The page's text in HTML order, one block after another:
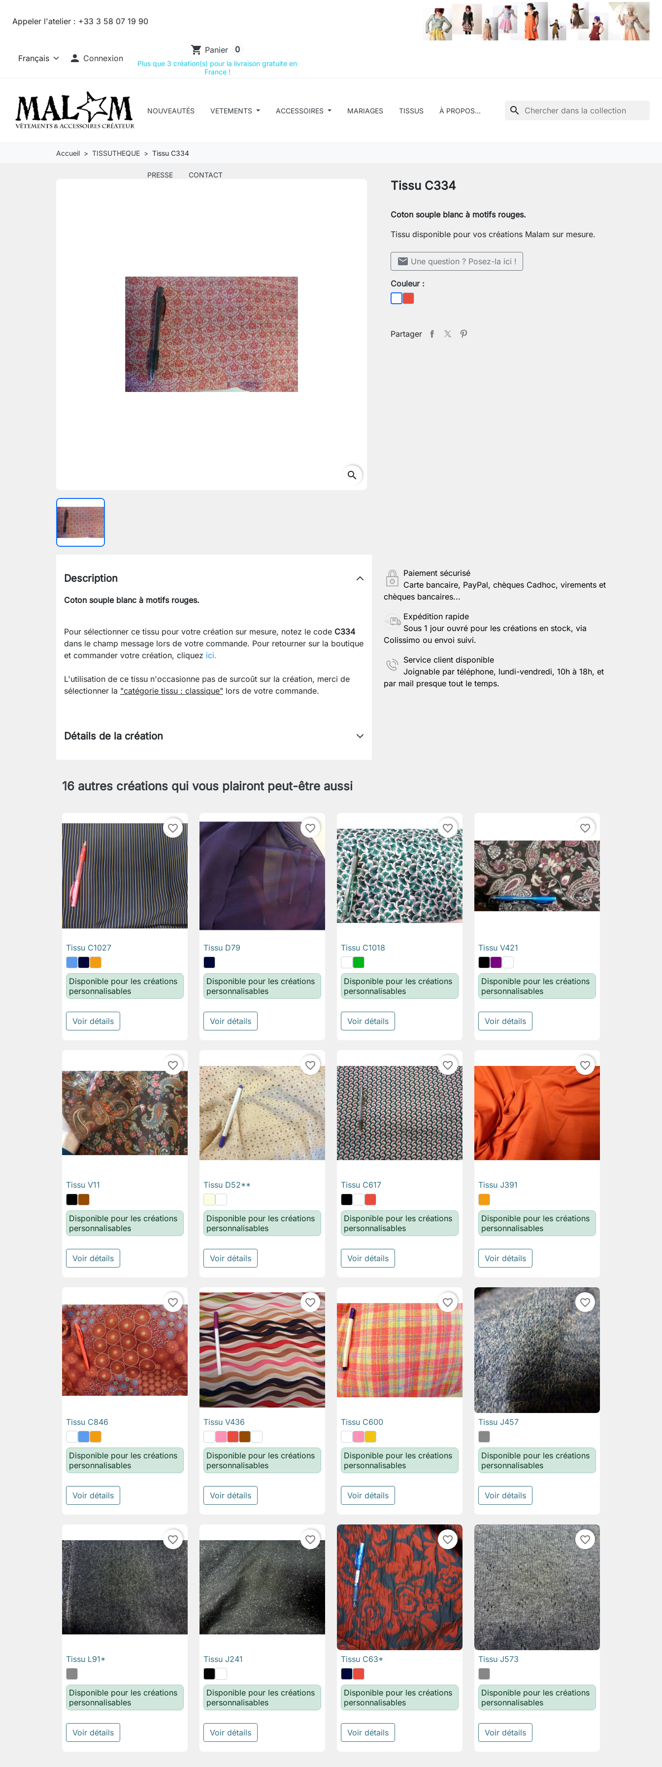
Appeler l'atelier : +33 3 58 07 19 90
 Connexion
shopping_cart Panier 0
Plus que 3 création(s) pour la livraison gratuite en
France !
NOUVEAUTÉS VETEMENTS ACCESSOIRES MARIAGES TISSUS À PROPOS...
PRESSE CONTACT
search
Accueil TISSUTHEQUE Tissu C334
search
Tissu C334
Coton souple blanc à motifs rouges.
Tissu disponible pour vos créations Malam sur mesure.
mail Une question ? Posez-la ici !
Couleur :
BlancRouge
Partager
Paiement sécurisé
Carte bancaire, PayPal, chèques Cadhoc, virements et
chèques bancaires...
Expédition rapide
Sous 1 jour ouvré pour les créations en stock, via
Colissimo ou envoi suivi.
Service client disponible
Joignable par téléphone, lundi-vendredi, 10h à 18h, et
par mail presque tout le temps.
Description
Coton souple blanc à motifs rouges.
Pour sélectionner ce tissu pour votre création sur mesure, notez le code C334
dans le champ message lors de votre commande. Pour retourner sur la boutique
et commander votre création, cliquez ici.
L'utilisation de ce tissu n'occasionne pas de surcoût sur la création, merci de
sélectionner la "catégorie tissu : classique" lors de votre commande.
Détails de la création
16 autres créations qui vous plairont peut-être aussi
favorite_border
 Aperçu rapide
Tissu C1027
Disponible pour les créations
personnalisables
Voir détails
favorite_border

Tissu D79
Disponible pour les créations
personnalisables
Voir détails
favorite_border
 Aperçu rapide
Tissu C1018
Disponible pour les créations
personnalisables
Voir détails
favorite_border
 Aperçu rapide
Tissu V421
Disponible pour les créations
personnalisables
Voir détails
favorite_border

Tissu V11
Disponible pour les créations
personnalisables
Voir détails
favorite_border
 Aperçu rapide
Tissu D52**
Disponible pour les créations
personnalisables
Voir détails
favorite_border

Tissu C617
Disponible pour les créations
personnalisables
Voir détails
favorite_border

Tissu J391
Disponible pour les créations
personnalisables
Voir détails
favorite_border
 Aperçu rapide
Tissu C846
Disponible pour les créations
personnalisables
Voir détails
favorite_border
 Aperçu rapide
Tissu V436
Disponible pour les créations
personnalisables
Voir détails
favorite_border
 Aperçu rapide
Tissu C600
Disponible pour les créations
personnalisables
Voir détails
favorite_border

Tissu J457
Disponible pour les créations
personnalisables
Voir détails
favorite_border
 Aperçu rapide
Tissu L91*
Disponible pour les créations
personnalisables
Voir détails
favorite_border

Tissu J241
Disponible pour les créations
personnalisables
Voir détails
favorite_border
 Aperçu rapide
Tissu C63*
Disponible pour les créations
personnalisables
Voir détails
favorite_border
 Aperçu rapide
Tissu J573
Disponible pour les créations
personnalisables
Voir détails